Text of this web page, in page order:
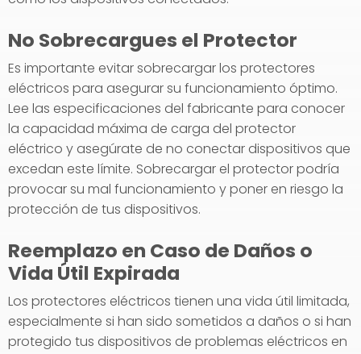
No Sobrecargues el Protector
Es importante evitar sobrecargar los protectores
eléctricos para asegurar su funcionamiento óptimo.
Lee las especificaciones del fabricante para conocer
la capacidad máxima de carga del protector
eléctrico y asegúrate de no conectar dispositivos que
excedan este límite. Sobrecargar el protector podría
provocar su mal funcionamiento y poner en riesgo la
protección de tus dispositivos.
Reemplazo en Caso de Daños o
Vida Útil Expirada
Los protectores eléctricos tienen una vida útil limitada,
especialmente si han sido sometidos a daños o si han
protegido tus dispositivos de problemas eléctricos en